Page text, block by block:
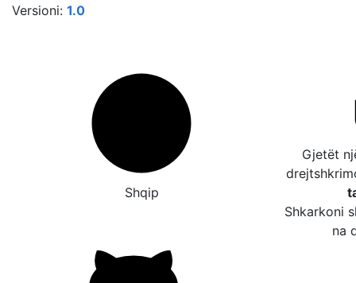
Versioni: 1.0
Shqip
Gjetët
Shkarkoni
na